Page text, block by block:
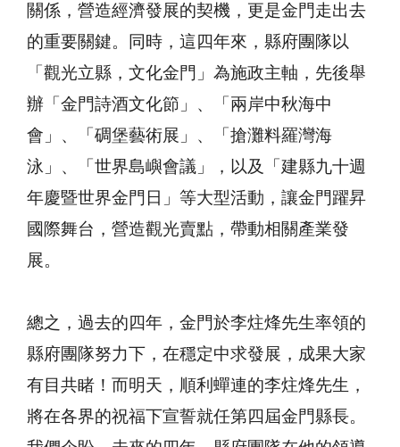
關係，營造經濟發展的契機，更是金門走出去
的重要關鍵。同時，這四年來，縣府團隊以
「觀光立縣，文化金門」為施政主軸，先後舉
辦「金門詩酒文化節」、「兩岸中秋海中
會」、「碉堡藝術展」、「搶灘料羅灣海
泳」、「世界島嶼會議」，以及「建縣九十週
年慶暨世界金門日」等大型活動，讓金門躍昇
國際舞台，營造觀光賣點，帶動相關產業發
展。
總之，過去的四年，金門於李炷烽先生率領的
縣府團隊努力下，在穩定中求發展，成果大家
有目共睹！而明天，順利蟬連的李炷烽先生，
將在各界的祝福下宣誓就任第四屆金門縣長。